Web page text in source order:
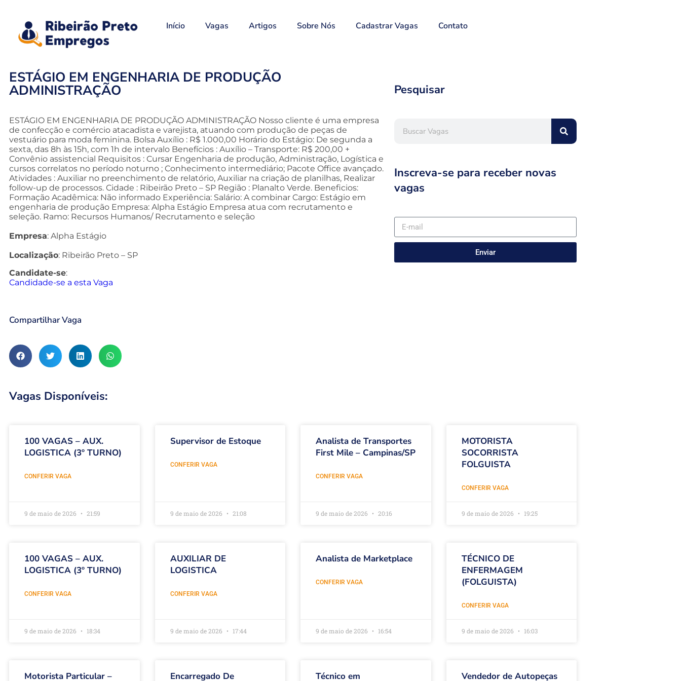
Início Vagas Artigos Sobre Nós Cadastrar Vagas Contato
ESTÁGIO EM ENGENHARIA DE PRODUÇÃO
ADMINISTRAÇÃO
ESTÁGIO EM ENGENHARIA DE PRODUÇÃO ADMINISTRAÇÃO Nosso cliente é uma empresa
de confecção e comércio atacadista e varejista, atuando com produção de peças de
vestuário para moda feminina. Bolsa Auxílio : R$ 1.000,00 Horário do Estágio: De segunda a
sexta, das 8h às 15h, com 1h de intervalo Benefícios : Auxílio – Transporte: R$ 200,00 +
Convênio assistencial Requisitos : Cursar Engenharia de produção, Administração, Logística e
cursos correlatos no período noturno ; Conhecimento intermediário; Pacote Office avançado.
Atividades : Auxiliar no preenchimento de relatório, Auxiliar na criação de planilhas, Realizar
follow-up de processos. Cidade : Ribeirão Preto – SP Região : Planalto Verde. Beneficios:
Formação Acadêmica: Não informado Experiência: Salário: A combinar Cargo: Estágio em
engenharia de produção Empresa: Alpha Estágio Empresa atua com recrutamento e
seleção. Ramo: Recursos Humanos/ Recrutamento e seleção
Empresa: Alpha Estágio
Localização: Ribeirão Preto – SP
Candidate-se:
Candidade-se a esta Vaga
Compartilhar Vaga
Pesquisar
Inscreva-se para receber novas
vagas
Enviar
Vagas Disponíveis:
100 VAGAS – AUX.
LOGISTICA (3º TURNO)
CONFERIR VAGA
9 de maio de 2026 21:59
Supervisor de Estoque
CONFERIR VAGA
9 de maio de 2026 21:08
Analista de Transportes
First Mile – Campinas/SP
CONFERIR VAGA
9 de maio de 2026 20:16
MOTORISTA
SOCORRISTA
FOLGUISTA
CONFERIR VAGA
9 de maio de 2026 19:25
100 VAGAS – AUX.
LOGISTICA (3º TURNO)
CONFERIR VAGA
9 de maio de 2026 18:34
AUXILIAR DE
LOGISTICA
CONFERIR VAGA
9 de maio de 2026 17:44
Analista de Marketplace
CONFERIR VAGA
9 de maio de 2026 16:54
TÉCNICO DE
ENFERMAGEM
(FOLGUISTA)
CONFERIR VAGA
9 de maio de 2026 16:03
Motorista Particular –
Encarregado De
Técnico em
Vendedor de Autopeças